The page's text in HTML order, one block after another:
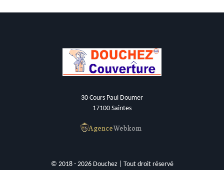
30 Cours Paul Doumer
17100 Saintes
© 2018 - 2026 Douchez | Tout droit réservé